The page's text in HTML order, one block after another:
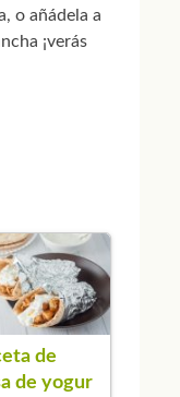
o añádela a
¡verás
de
de yogur